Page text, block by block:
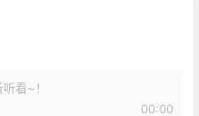
看~！
00:00